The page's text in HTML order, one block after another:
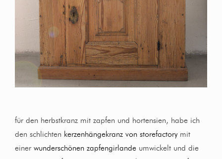
für den herbstkranz mit zapfen und hortensien, habe ich
den schlichten kerzenhängekranz von storefactory mit
einer wunderschönen zapfengirlande umwickelt und die